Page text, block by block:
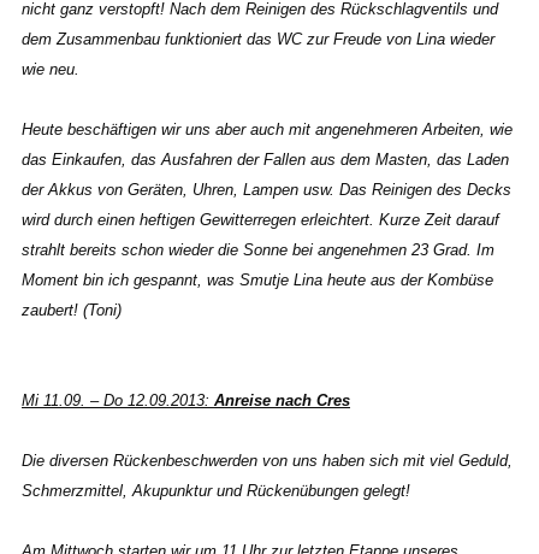
nicht ganz verstopft! Nach dem Reinigen des Rückschlagventils und
dem Zusammenbau funktioniert das WC zur Freude von Lina wieder
wie neu.
Heute beschäftigen wir uns aber auch mit angenehmeren Arbeiten, wie
das Einkaufen, das Ausfahren der Fallen aus dem Masten, das Laden
der Akkus von Geräten, Uhren, Lampen usw. Das Reinigen des Decks
wird durch einen heftigen Gewitterregen erleichtert. Kurze Zeit darauf
strahlt bereits schon wieder die Sonne bei angenehmen 23 Grad. Im
Moment bin ich gespannt, was Smutje Lina heute aus der Kombüse
zaubert! (Toni)
Mi 11.09. – Do 12.09.2013: Anreise nach Cres
Die diversen Rückenbeschwerden von uns haben sich mit viel Geduld,
Schmerzmittel, Akupunktur und Rückenübungen gelegt!